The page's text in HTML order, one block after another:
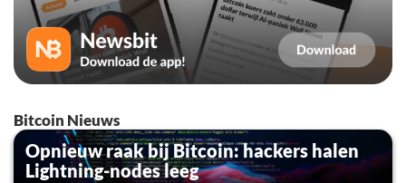
Bitcoin Nieuws
Opnieuw raak bij Bitcoin: hackers halen
Lightning-nodes leeg